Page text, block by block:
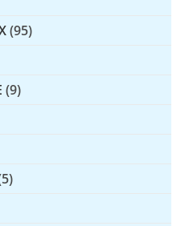
(95)
(9)